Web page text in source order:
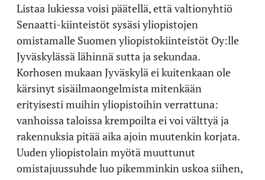
Listaa lukiessa voisi päätellä, että valtionyhtiö
Senaatti-kiinteistöt sysäsi yliopistojen
omistamalle Suomen yliopistokiinteistöt Oy:lle
Jyväskylässä lähinnä sutta ja sekundaa.
Korhosen mukaan Jyväskylä ei kuitenkaan ole
kärsinyt sisäilmaongelmista mitenkään
erityisesti muihin yliopistoihin verrattuna:
vanhoissa taloissa krempoilta ei voi välttyä ja
rakennuksia pitää aika ajoin muutenkin korjata.
Uuden yliopistolain myötä muuttunut
omistajuussuhde luo pikemminkin uskoa siihen,